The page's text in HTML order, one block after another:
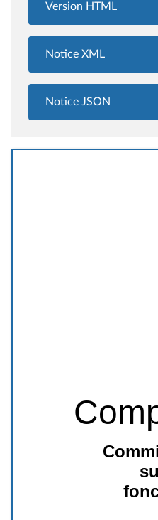
Version HTML
Notice XML
Notice JSON